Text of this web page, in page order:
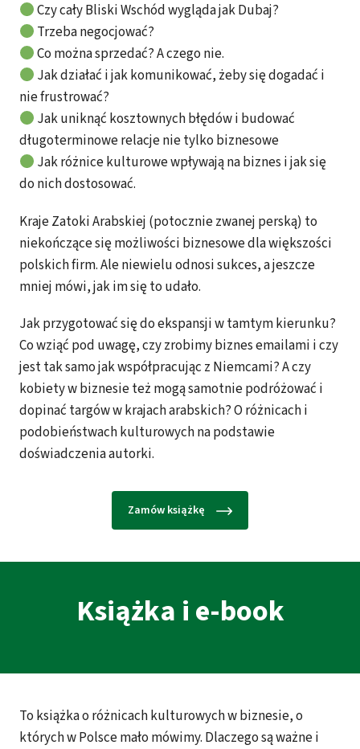
Czy cały Bliski Wschód wygląda jak Dubaj?
Trzeba negocjować?
Co można sprzedać? A czego nie.
Jak działać i jak komunikować, żeby się dogadać i
nie frustrować?
Jak uniknąć kosztownych błędów i budować
długoterminowe relacje nie tylko biznesowe
Jak różnice kulturowe wpływają na biznes i jak się
do nich dostosować.
Kraje Zatoki Arabskiej (potocznie zwanej perską) to
niekończące się możliwości biznesowe dla większości
polskich firm. Ale niewielu odnosi sukces, a jeszcze
mniej mówi, jak im się to udało.
Jak przygotować się do ekspansji w tamtym kierunku?
Co wziąć pod uwagę, czy zrobimy biznes emailami i czy
jest tak samo jak współpracując z Niemcami? A czy
kobiety w biznesie też mogą samotnie podróżować i
dopinać targów w krajach arabskich? O różnicach i
podobieństwach kulturowych na podstawie
doświadczenia autorki.
Zamów książkę
Książka i e-book
To książka o różnicach kulturowych w biznesie, o
których w Polsce mało mówimy. Dlaczego są ważne i